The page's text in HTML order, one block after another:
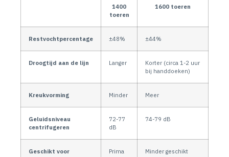
1400
toeren
1600 toeren
Restvochtpercentage ±48% ±44%
Droogtijd aan de lijn Langer
Korter (circa 1-2 uur
bij handdoeken)
Kreukvorming Minder Meer
Geluidsniveau
centrifugeren
72-77
dB
74-79 dB
Geschikt voor
Prima Minder geschikt